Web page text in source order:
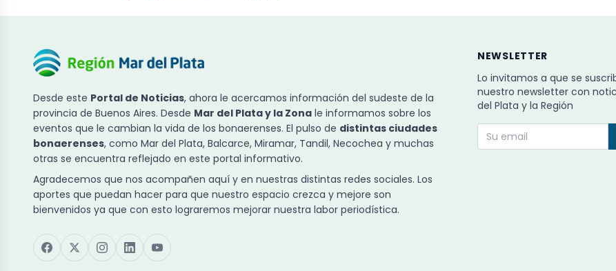
Desde este Portal de Noticias, ahora le acercamos información del sudeste de la
provincia de Buenos Aires. Desde Mar del Plata y la Zona le informamos sobre los
eventos que le cambian la vida de los bonaerenses. El pulso de distintas ciudades
bonaerenses, como Mar del Plata, Balcarce, Miramar, Tandil, Necochea y muchas
otras se encuentra reflejado en este portal informativo.
Agradecemos que nos acompañen aquí y en nuestras distintas redes sociales. Los
aportes que puedan hacer para que nuestro espacio crezca y mejore son
bienvenidos ya que con esto lograremos mejorar nuestra labor periodística.
NEWSLETTER
Lo invitamos a que se
nuestro newsletter con
del Plata y la Región